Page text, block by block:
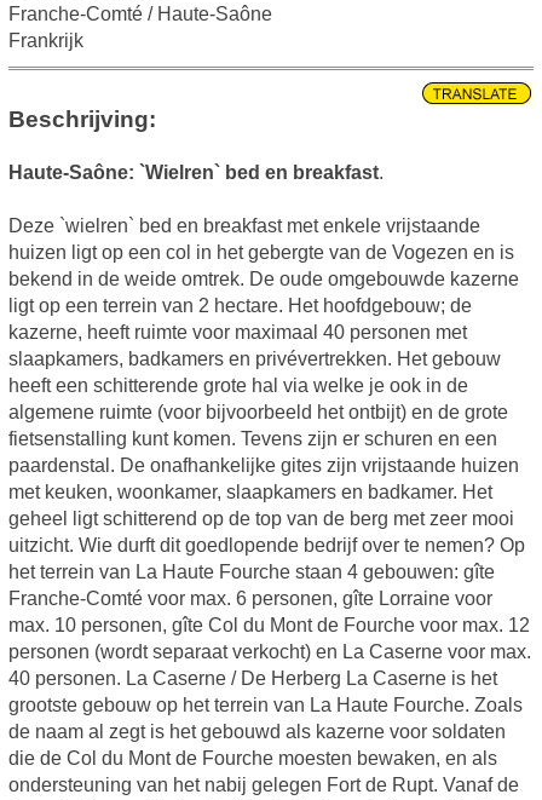
Franche-Comté / Haute-Saône
Frankrijk
Beschrijving:
Haute-Saône: `Wielren` bed en breakfast.
Deze `wielren` bed en breakfast met enkele vrijstaande
huizen ligt op een col in het gebergte van de Vogezen en is
bekend in de weide omtrek. De oude omgebouwde kazerne
ligt op een terrein van 2 hectare. Het hoofdgebouw; de
kazerne, heeft ruimte voor maximaal 40 personen met
slaapkamers, badkamers en privévertrekken. Het gebouw
heeft een schitterende grote hal via welke je ook in de
algemene ruimte (voor bijvoorbeeld het ontbijt) en de grote
fietsenstalling kunt komen. Tevens zijn er schuren en een
paardenstal. De onafhankelijke gites zijn vrijstaande huizen
met keuken, woonkamer, slaapkamers en badkamer. Het
geheel ligt schitterend op de top van de berg met zeer mooi
uitzicht. Wie durft dit goedlopende bedrijf over te nemen? Op
het terrein van La Haute Fourche staan 4 gebouwen: gîte
Franche-Comté voor max. 6 personen, gîte Lorraine voor
max. 10 personen, gîte Col du Mont de Fourche voor max. 12
personen (wordt separaat verkocht) en La Caserne voor max.
40 personen. La Caserne / De Herberg La Caserne is het
grootste gebouw op het terrein van La Haute Fourche. Zoals
de naam al zegt is het gebouwd als kazerne voor soldaten
die de Col du Mont de Fourche moesten bewaken, en als
ondersteuning van het nabij gelegen Fort de Rupt. Vanaf de